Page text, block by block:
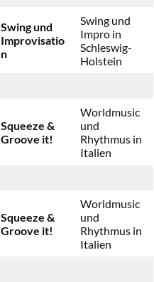
Swing und
Improvisatio
n
Swing und
Impro in
Schleswig-
Holstein
Squeeze &
Groove it!
Worldmusic
und
Rhythmus in
Italien
Squeeze &
Groove it!
Worldmusic
und
Rhythmus in
Italien